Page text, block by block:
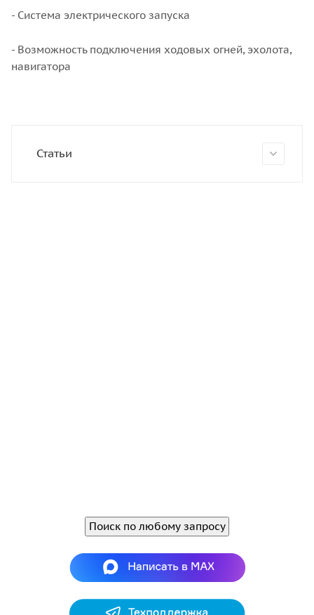
- Система электрического запуска
- Возможность подключения ходовых огней, эхолота,
навигатора
Статьи
Поиск по любому запросу